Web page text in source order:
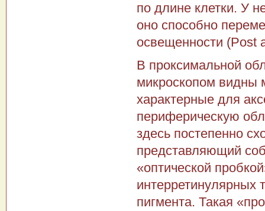
по длине клетки. У
оно способно
освещенности (Post
В проксимальной
микроскопом видны
характерные для
периферическую
здесь постепенно
представляющий
«оптической
интерретинулярных
пигмента. Такая